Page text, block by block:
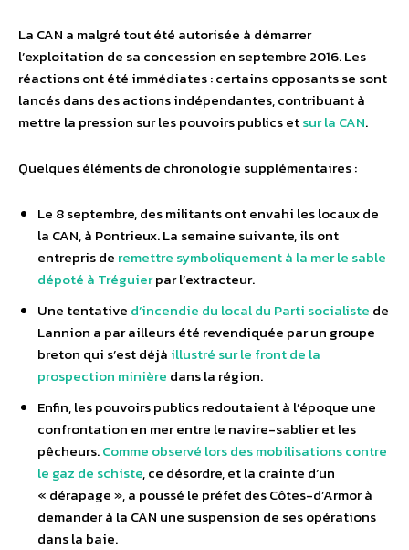
La CAN a malgré tout été autorisée à démarrer
l’exploitation de sa concession en septembre 2016. Les
réactions ont été immédiates : certains opposants se sont
lancés dans des actions indépendantes, contribuant à
mettre la pression sur les pouvoirs publics etsur la CAN.
Quelques éléments de chronologie supplémentaires :
Le 8 septembre, des militants ont envahi les locaux de
la CAN, à Pontrieux. La semaine suivante, ils ont
entrepris de remettre symboliquement à la mer le sable
dépoté à Tréguierpar l’extracteur.
Une tentative d’incendie du local du Parti socialiste de
Lannion a par ailleurs été revendiquée par un groupe
breton qui s’est déjà illustré sur le front de la
prospection minière dans la région.
Enfin, les pouvoirs publics redoutaient à l’époque une
confrontation en mer entre le navire-sablier et les
pêcheurs.Comme observé lors des mobilisations contre
le gaz de schiste, ce désordre, et la crainte d’un
« dérapage », a poussé le préfet des Côtes-d’Armor à
demander à la CAN une suspension de ses opérations
dans la baie.